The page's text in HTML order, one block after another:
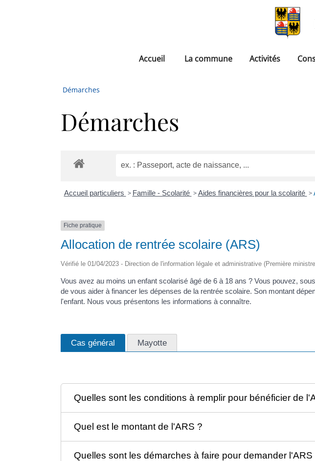
Accueil La commune Activités
Démarches
Démarches
Accueil particuliers > Famille - Scolarité > Aides financières pour la scolarité >
Fiche pratique
Allocation de rentrée scolaire (ARS)
Vérifié le 01/04/2023 - Direction de l'information légale et administrative (Première
Vous avez au moins un enfant scolarisé âgé de 6 à 18 ans ? Vous pouvez,
de vous aider à financer les dépenses de la rentrée scolaire. Son montant
l'enfant. Nous vous présentons les informations à connaître.
Cas général Mayotte
Quelles sont les conditions à remplir pour bénéficier de
Quel est le montant de l'ARS ?
Quelles sont les démarches à faire pour demander l'ARS